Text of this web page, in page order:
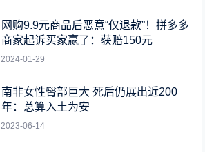
网购9.9元商品后恶意“仅退款”！拼多多
商家起诉买家赢了：获赔150元
2024-01-29
南非女性臀部巨大 死后仍展出近200
年：总算入土为安
2023-06-14